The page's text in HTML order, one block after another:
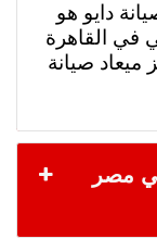
دايو هو
في القاهرة
صيانة
مصر